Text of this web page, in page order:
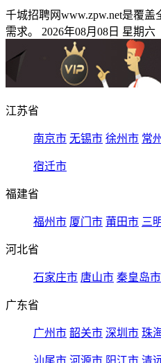
千城招聘网www.zpw.net是覆
需求。 2026年08月08日 星期六
江苏省
南京市 无锡市 徐州市 常
宿迁市
福建省
福州市 厦门市 莆田市 三
河北省
石家庄市 唐山市 秦皇岛市
广东省
广州市 韶关市 深圳市 珠
汕尾市 河源市 阳江市 清